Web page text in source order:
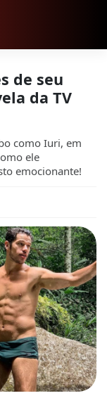
de seu
da TV
como Iuri, em
ele
emocionante!